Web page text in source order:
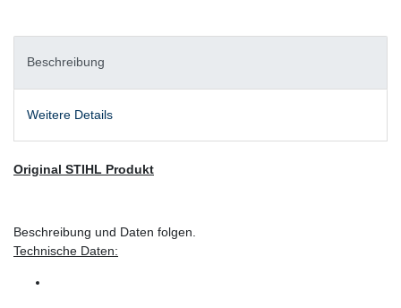
Beschreibung
Weitere Details
Original STIHL Produkt
Beschreibung und Daten folgen.
Technische Daten: